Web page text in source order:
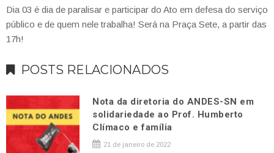
Dia 03 é dia de paralisar e participar do Ato em defesa do serviço
público e de quem nele trabalha! Será na Praça Sete, a partir das
17h!
POSTS RELACIONADOS
Nota da diretoria do ANDES-SN em
solidariedade ao Prof. Humberto
Clímaco e família
21 de janeiro de 2022